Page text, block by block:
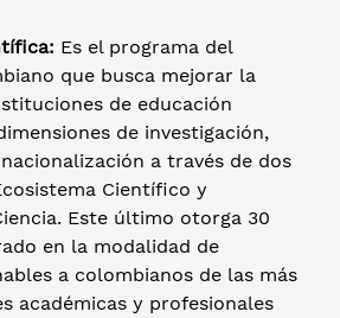
Es el programa del
que busca mejorar la
de educación
de investigación,
a través de dos
Científico y
Este último otorga 30
en la modalidad de
a colombianos de las más
académicas y profesionales